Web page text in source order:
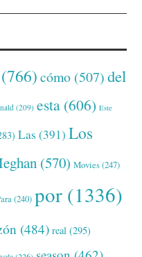
(766) cómo (507) del
(209) esta (606) Este
Las (391) Los
(570) Movies(247)
(240) por (1336)
(484) real (295)